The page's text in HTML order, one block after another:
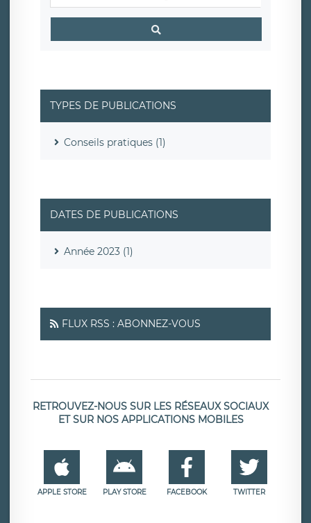
TYPES DE PUBLICATIONS
Conseils pratiques (1)
DATES DE PUBLICATIONS
Année 2023 (1)
FLUX RSS : ABONNEZ-VOUS
RETROUVEZ-NOUS SUR LES RÉSEAUX SOCIAUX
ET SUR NOS APPLICATIONS MOBILES
APPLE STORE PLAY STORE FACEBOOK TWITTER